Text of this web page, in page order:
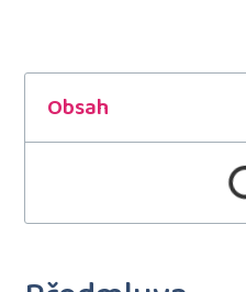
Obsah